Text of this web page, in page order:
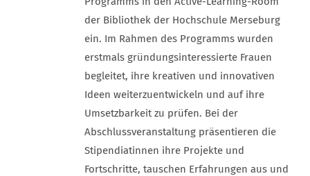
der Bibliothek der Hochschule Merseburg
ein. Im Rahmen des Programms wurden
erstmals gründungsinteressierte Frauen
begleitet, ihre kreativen und innovativen
Ideen weiterzuentwickeln und auf ihre
Umsetzbarkeit zu prüfen. Bei der
Abschlussveranstaltung präsentieren die
Stipendiatinnen ihre Projekte und
Fortschritte, tauschen Erfahrungen aus und